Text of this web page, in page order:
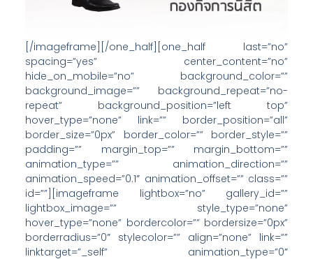
[/imageframe][/one_half][one_half last=”no”
spacing=”yes” center_content=”no”
hide_on_mobile=”no” background_color=””
background_image=”” background_repeat=”no-
repeat” background_position=”left top”
hover_type=”none” link=”” border_position=”all”
border_size=”0px” border_color=”” border_style=””
padding=”” margin_top=”” margin_bottom=””
animation_type=”” animation_direction=””
animation_speed=”0.1″ animation_offset=”” class=””
id=””][imageframe lightbox=”no” gallery_id=””
lightbox_image=”” style_type=”none”
hover_type=”none” bordercolor=”” bordersize=”0px”
borderradius=”0″ stylecolor=”” align=”none” link=””
linktarget=”_self” animation_type=”0″